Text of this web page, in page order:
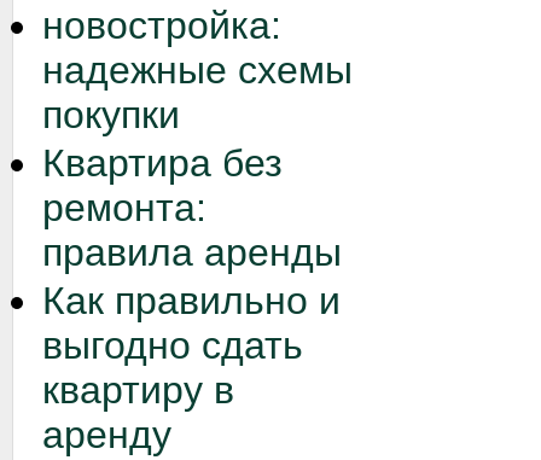
новостройка:
надежные схемы
покупки
Квартира без
ремонта:
правила аренды
Как правильно и
выгодно сдать
квартиру в
аренду